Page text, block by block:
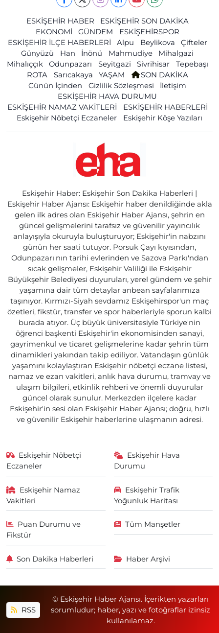
ESKİŞEHİR HABER
ESKİŞEHİR SON DAKİKA
EKONOMİ
GÜNDEM
ESKİŞEHİRSPOR
ESKİŞEHİR İLÇE HABERLERİ
Alpu Beylikova
Çifteler
Günyüzü
Han İnönü Mahmudiye
Mihalgazi
Mihalıççık
Odunpazarı Seyitgazi Sivrihisar
Tepebaşı
ROTA
Sarıcakaya YAŞAM
SON DAKİKA
Günün İçinden
Gizlilik Sözleşmesi
İletişim
ESKİŞEHİR HAVA DURUMU
ESKİŞEHİR NAMAZ VAKİTLERİ
ESKİŞEHİR HABERLERİ
Eskişehir Nöbetçi Eczaneler
Eskişehir Köşe Yazıları
Eskişehir Haber: Eskişehir Son Dakika Haberleri |
Eskişehir Haber Ajansı: Eskişehir haber denildiğinde akla
gelen ilk adres olan Eskişehir Haber Ajansı, şehrin en
güncel gelişmelerini tarafsız ve güvenilir yayıncılık
anlayışıyla okuruyla buluşturuyor; Eskişehir'in nabzını
günün her saati tutuyor. Porsuk Çayı kıyısından,
Odunpazarı'nın tarihi evlerinden ve Sazova Parkı'ndan
sıcak gelişmeler, Eskişehir Valiliği ile Eskişehir
Büyükşehir Belediyesi duyuruları, yerel gündem ve şehir
yaşamına dair tüm detaylar anbean sayfalarımıza
taşınıyor. Kırmızı-Siyah sevdamız Eskişehirspor'un maç
özetleri, fikstür, transfer ve spor haberleriyle sporun kalbi
burada atıyor. Üç büyük üniversitesiyle Türkiye'nin
öğrenci başkenti Eskişehir'in ekonomisinden sanayi,
gayrimenkul ve ticaret gelişmelerine kadar şehrin tüm
dinamikleri yakından takip ediliyor. Vatandaşın günlük
yaşamını kolaylaştıran Eskişehir nöbetçi eczane listesi,
namaz ve ezan vakitleri, anlık hava durumu, tramvay ve
ulaşım bilgileri, etkinlik rehberi ve önemli duyurular
güncel olarak sunulur. Merkezden ilçelere kadar
Eskişehir'in sesi olan Eskişehir Haber Ajansı; doğru, hızlı
ve güvenilir Eskişehir haberlerine ulaşmanın adresi.
Eskişehir Nöbetçi
Eczaneler
Eskişehir Hava
Durumu
Eskişehir Namaz
Vakitleri
Eskişehir Trafik
Yoğunluk Haritası
Puan Durumu ve
Fikstür
Tüm Manşetler
Son Dakika Haberleri Haber Arşivi
RSS
© Eskişehir Haber Ajansı. İçerikten yazarları
sorumludur; haber, yazı ve fotoğraflar izinsiz
kullanılamaz.